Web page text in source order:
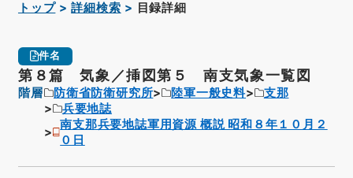
トップ 詳細検索 目録詳細
件名
第８篇 気象／挿図第５ 南支気象一覧図
階層 防衛省防衛研究所 陸軍一般史料
支那
兵要地誌
南支那兵要地誌軍用資源 概説 昭和８年１０月２
０日